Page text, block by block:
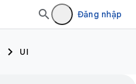
Đăng nhập
UI